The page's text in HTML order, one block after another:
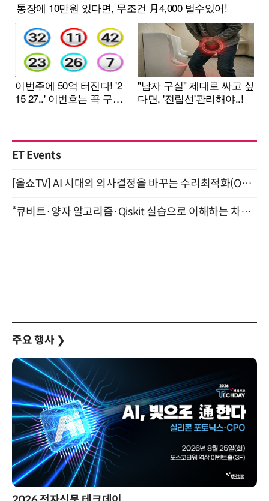
ET Events
[올쇼TV] AI 시대의 의사결정을 바꾸는 수리최적화(Optimization) 소개 (8/20 생방송)
“큐비트·양자 알고리즘·Qiskit 실습으로 이해하는 차세대 컴퓨팅” (8/28)
주요 행사 ❯